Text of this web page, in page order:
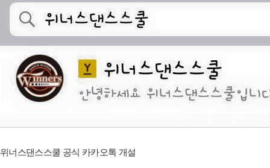
위너스댄스스쿨 공식 카카오톡 개설